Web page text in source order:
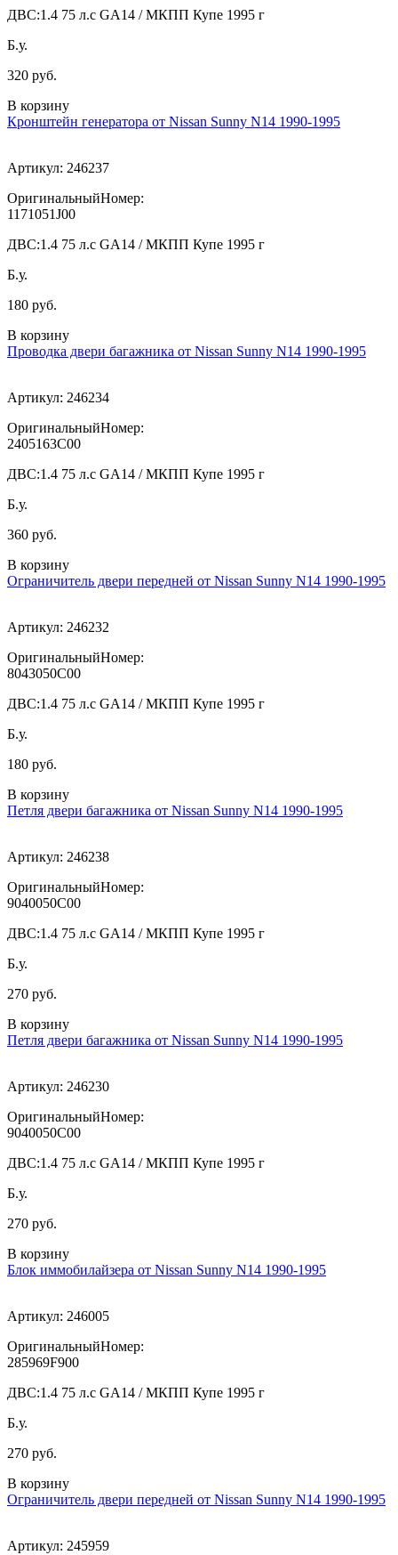
ДВС:1.4 75 л.с GA14 / МКПП Купе 1995 г
Б.у.
320 руб.
В корзину
Кронштейн генератора от Nissan Sunny N14 1990-1995
Артикул: 246237
ОригинальныйНомер:
1171051J00
ДВС:1.4 75 л.с GA14 / МКПП Купе 1995 г
Б.у.
180 руб.
В корзину
Проводка двери багажника от Nissan Sunny N14 1990-1995
Артикул: 246234
ОригинальныйНомер:
2405163C00
ДВС:1.4 75 л.с GA14 / МКПП Купе 1995 г
Б.у.
360 руб.
В корзину
Ограничитель двери передней от Nissan Sunny N14 1990-1995
Артикул: 246232
ОригинальныйНомер:
8043050C00
ДВС:1.4 75 л.с GA14 / МКПП Купе 1995 г
Б.у.
180 руб.
В корзину
Петля двери багажника от Nissan Sunny N14 1990-1995
Артикул: 246238
ОригинальныйНомер:
9040050C00
ДВС:1.4 75 л.с GA14 / МКПП Купе 1995 г
Б.у.
270 руб.
В корзину
Петля двери багажника от Nissan Sunny N14 1990-1995
Артикул: 246230
ОригинальныйНомер:
9040050C00
ДВС:1.4 75 л.с GA14 / МКПП Купе 1995 г
Б.у.
270 руб.
В корзину
Блок иммобилайзера от Nissan Sunny N14 1990-1995
Артикул: 246005
ОригинальныйНомер:
285969F900
ДВС:1.4 75 л.с GA14 / МКПП Купе 1995 г
Б.у.
270 руб.
В корзину
Ограничитель двери передней от Nissan Sunny N14 1990-1995
Артикул: 245959